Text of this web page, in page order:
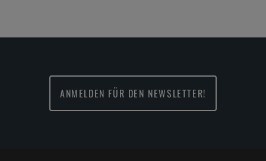
ANMELDEN FÜR DEN NEWSLETTER!